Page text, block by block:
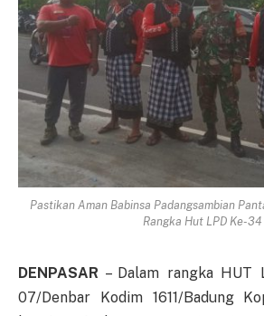
Pastikan Aman Babinsa Padangsambian
Rangka Hut LPD Ke-34
DENPASAR – Dalam rangka HUT
07/Denbar Kodim 1611/Badung